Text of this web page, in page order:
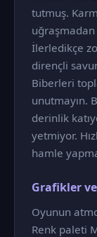
tutmuş.
uğraşmadan
İlerledikçe
dirençli
Biberleri
unutmayın.
derinlik
yetmiyor.
hamle
Grafikler
Oyunun
Renk paleti